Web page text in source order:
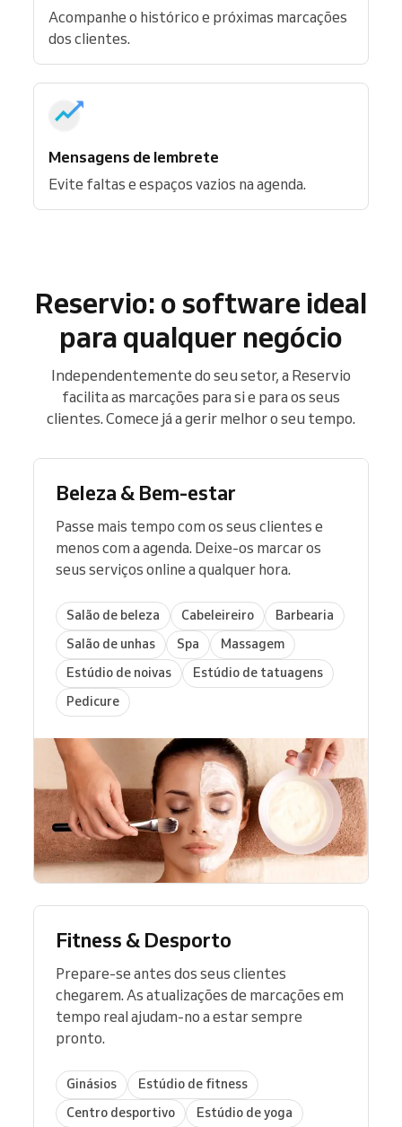
Acompanhe o histórico e próximas marcações
dos clientes.
Mensagens de lembrete
Evite faltas e espaços vazios na agenda.
Reservio: o software ideal
para qualquer negócio
Independentemente do seu setor, a Reservio
facilita as marcações para si e para os seus
clientes. Comece já a gerir melhor o seu tempo.
Beleza & Bem-estar
Passe mais tempo com os seus clientes e
menos com a agenda. Deixe-os marcar os
seus serviços online a qualquer hora.
Salão de beleza Cabeleireiro
Barbearia
Salão de unhas
Spa
Massagem
Estúdio de noivas
Estúdio de tatuagens
Pedicure
Fitness & Desporto
Prepare-se antes dos seus clientes
chegarem. As atualizações de marcações em
tempo real ajudam-no a estar sempre
pronto.
Ginásios
Estúdio de fitness
Centro desportivo
Estúdio de yoga